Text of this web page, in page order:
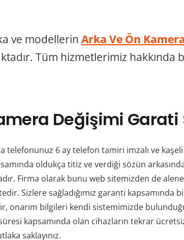
ve modellerin Arka Ve Ön
Tüm hizmetlerimiz hakkında
Değişimi Garati
telefonunuz 6 ay telefon tamiri imzalı ve
oldukça titiz ve verdiği sözün
Firma olarak bunu web sitemizden de
Sizlere sağladığımız garanti
onarım bilgileri kendi sistemimizde
kapsamında olan cihazların tekrar
saklayınız.